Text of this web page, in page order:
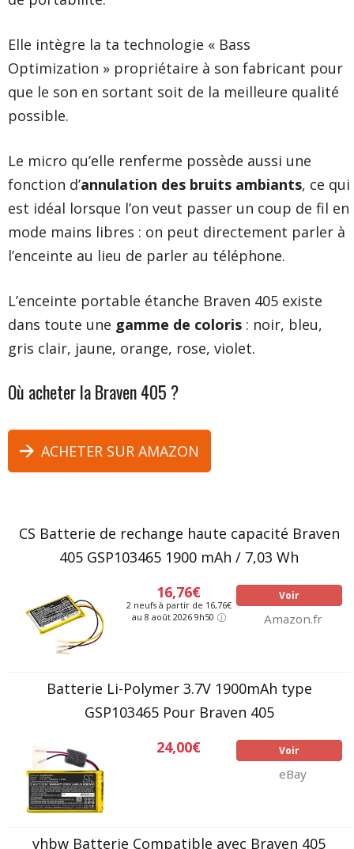
Elle intègre la ta technologie « Bass
Optimization » propriétaire à son fabricant pour
que le son en sortant soit de la meilleure qualité
possible.
Le micro qu’elle renferme possède aussi une
fonction d’annulation des bruits ambiants, ce qui
est idéal lorsque l’on veut passer un coup de fil en
mode mains libres : on peut directement parler à
l’enceinte au lieu de parler au téléphone.
L’enceinte portable étanche Braven 405 existe
dans toute une gamme de coloris : noir, bleu,
gris clair, jaune, orange, rose, violet.
Où acheterla Braven 405 ?
ACHETER SUR AMAZON
CS Batterie de rechange haute capacité Braven
405 GSP103465 1900 mAh / 7,03 Wh
16,76€
2 neufs à partir de 16,76€
au 8 août 2026 9h50
Voir
Amazon.fr
Batterie Li-Polymer 3.7V 1900mAh type
GSP103465 Pour Braven 405
24,00€
Voir
eBay
vhbw Batterie Compatible avec Braven 405